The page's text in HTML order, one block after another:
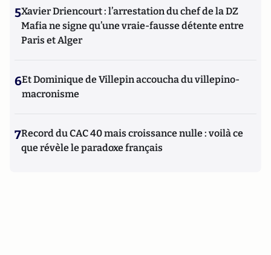
5Xavier Driencourt : l’arrestation du chef de la DZ
Mafia ne signe qu’une vraie-fausse détente entre
Paris et Alger
6Et Dominique de Villepin accoucha du villepino-
macronisme
7Record du CAC 40 mais croissance nulle : voilà ce
que révèle le paradoxe français